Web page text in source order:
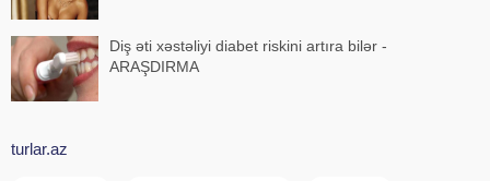
Diş əti xəstəliyi diabet riskini artıra bilər -
ARAŞDIRMA
turlar.az